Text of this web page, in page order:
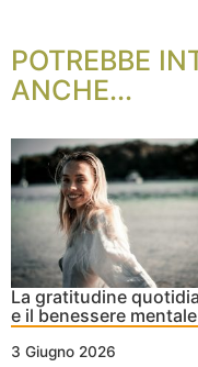
POTREBBE
ANCHE...
La gratitudine
e il benessere mentale
3 Giugno 2026